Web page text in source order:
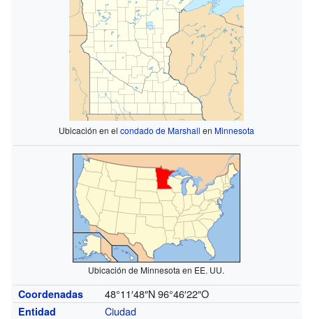
Ubicación en el condado de Marshall en Minnesota
Ubicación de Minnesota en EE. UU.
Coordenadas 48°11′48″N 96°46′22″O
Entidad
Ciudad